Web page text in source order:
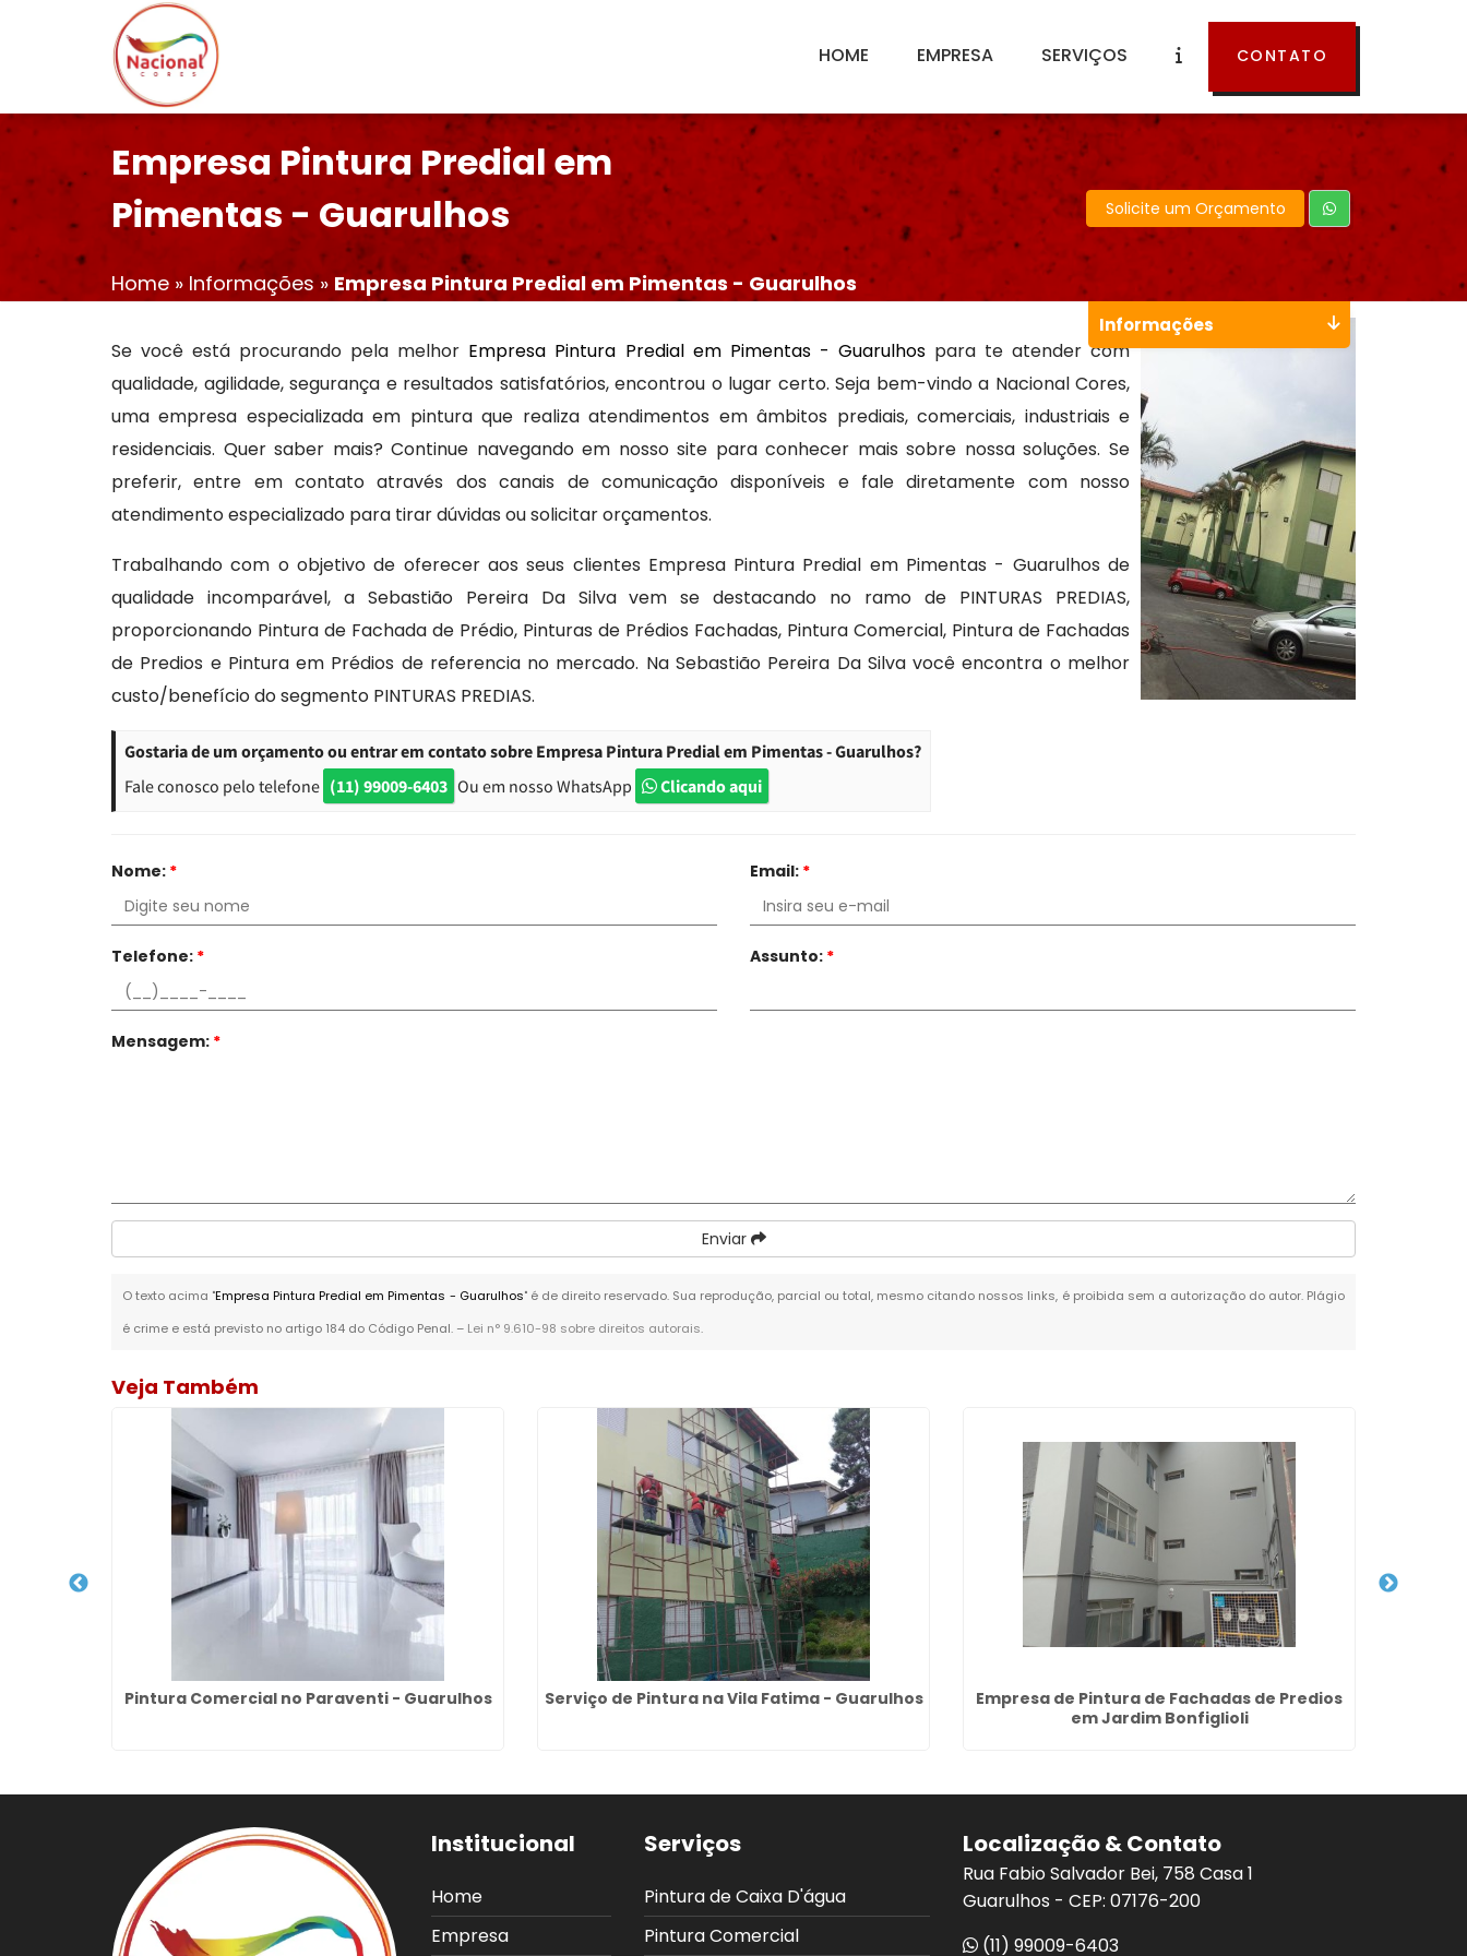
HOME EMPRESA SERVIÇOS CONTATO
Empresa Pintura Predial em
Pimentas - Guarulhos
Home » Informações » Empresa Pintura Predial em Pimentas - Guarulhos
Solicite um Orçamento
Se você está procurando pela melhor Empresa Pintura Predial em Pimentas - Guarulhospara te atender com
qualidade, agilidade, segurança e resultados satisfatórios, encontrou o lugar certo. Seja bem-vindo a Nacional Cores,
uma empresa especializada em pintura que realiza atendimentos em âmbitos prediais, comerciais, industriais e
residenciais. Quer saber mais? Continue navegando em nosso site para conhecer mais sobre nossa soluções. Se
preferir, entre em contato através dos canais de comunicação disponíveis e fale diretamente com nosso
atendimento especializado para tirar dúvidas ou solicitar orçamentos.
Trabalhando com o objetivo de oferecer aos seus clientes Empresa Pintura Predial em Pimentas - Guarulhos de
qualidade incomparável, a Sebastião Pereira Da Silva vem se destacando no ramo de PINTURAS PREDIAS,
proporcionando Pintura de Fachada de Prédio, Pinturas de Prédios Fachadas, Pintura Comercial, Pintura de Fachadas
de Predios e Pintura em Prédios de referencia no mercado. Na Sebastião Pereira Da Silva você encontra o melhor
custo/benefício do segmento PINTURAS PREDIAS.
Gostaria de um orçamento ou entrar em contato sobre Empresa Pintura Predial em Pimentas - Guarulhos?
Fale conosco pelo telefone (11) 99009-6403 Ou em nosso WhatsApp Clicando aqui
Nome: * Email: *
Telefone: * Assunto: *
Mensagem: *
Enviar
O texto acima "Empresa Pintura Predial em Pimentas - Guarulhos" é de direito reservado. Sua reprodução, parcial ou total, mesmo citando nossos links, é proibida sem a autorização do autor. Plágio
é crime e está previsto no artigo 184 do Código Penal. – Lei n° 9.610-98 sobre direitos autorais.
Informações
Veja Também
Pintura Comercial no Paraventi - Guarulhos Serviço de Pintura na Vila Fatima - Guarulhos
Empresa de Pintura de Fachadas de Predios
em Jardim Bonfiglioli
Institucional
Home
Empresa
Serviços
Pintura de Caixa D'água
Pintura Comercial
Localização & Contato
Rua Fabio Salvador Bei, 758 Casa 1
Guarulhos - CEP: 07176-200
(11) 99009-6403